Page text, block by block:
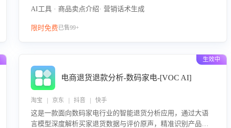
AI工具 · 商品卖点介绍· 营销话术生成
限时免费已售99+
生效中
电商退货退款分析-数码家电-[VOC AI]
淘宝 | 京东 | 抖音 | 快手
这是一款面向数码家电行业的智能退货分析应用，通过大语
言模型深度解析买家退货数据与评价原声，精准识别产品质